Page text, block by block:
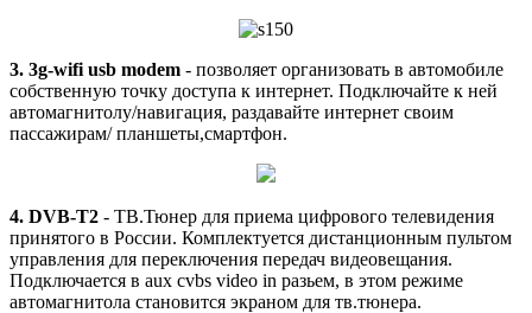
3. 3g-wifi usb modem - позволяет организовать в автомобиле
собственную точку доступа к интернет. Подключайте к ней
автомагнитолу/навигация, раздавайте интернет своим
пассажирам/ планшеты,смартфон.
4. DVB-T2 - ТВ.Тюнер для приема цифрового телевидения
принятого в России. Комплектуется дистанционным пультом
управления для переключения передач видеовещания.
Подключается в aux cvbs video in разьем, в этом режиме
автомагнитола становится экраном для тв.тюнера.